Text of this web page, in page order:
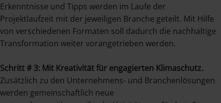
Erkenntnisse und Tipps werden im Laufe der
Projektlaufzeit mit der jeweiligen Branche geteilt. Mit Hilfe
von verschiedenen Formaten soll dadurch die nachhaltige
Transformation weiter vorangetrieben werden.
Schritt # 3: Mit Kreativität für engagierten Klimaschutz.
Zusätzlich zu den Unternehmens- und Branchenlösungen
werden gemeinschaftlich neue